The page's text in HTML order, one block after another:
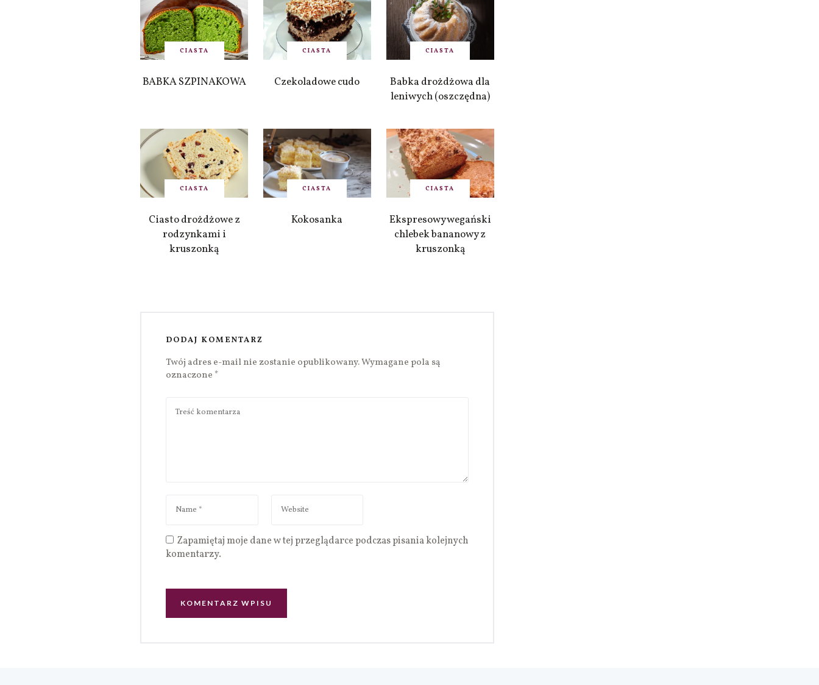
CIASTA
BABKA SZPINAKOWA
CIASTA
Czekoladowe cudo
CIASTA
Babka drożdżowa dla
leniwych (oszczędna)
CIASTA
Ciasto drożdżowe z
rodzynkami i
kruszonką
CIASTA
Kokosanka
CIASTA
Ekspresowy wegański
chlebek bananowy z
kruszonką
DODAJ KOMENTARZ
Twój adres e-mail nie zostanie opublikowany.Wymagane pola są
oznaczone *
Zapamiętaj moje dane w tej przeglądarce podczas pisania kolejnych
komentarzy.